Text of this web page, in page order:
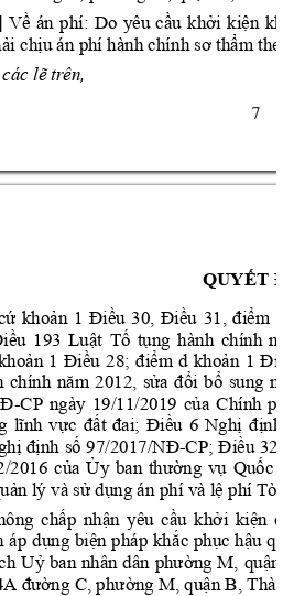
7
Về án phí: Do yêu cầu khởi kiện
chịu án phí hành chính sơ thẩm
lẽ trên,
QUYẾT
khoản 1 Điều 30, Điều 31, điểm
193 Luật Tố tụng hành chính
1 Điều 28; điểm d khoản 1
chính năm 2012, sửa đổi bổ sung
-CP ngày 19/11/2019 của Chính
lĩnh vực đất đai; Điều 6 Nghị định
định số 97/2017/NĐ-CP; Điều 32
2016 của Ủy ban thường vụ Quốc
lý và sử dụng án phí và lệ phí Tòa
chấp nhận yêu cầu khởi kiện
áp dụng biện pháp khắc phục hậu
Uỷ ban nhân dân phường M quận
đường C, phường M, quận B , Thà